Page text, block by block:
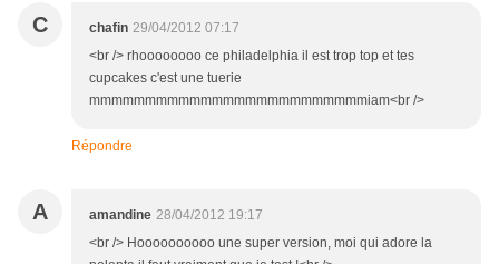
C chafin 29/04/2012 07:17
<br /> rhoooooooo ce philadelphia il est trop top et tes
cupcakes c'est une tuerie
mmmmmmmmmmmmmmmmmmmmmmmmmiam<br />
Répondre
A amandine 28/04/2012 19:17
<br /> Hoooooooooo une super version, moi qui adore la